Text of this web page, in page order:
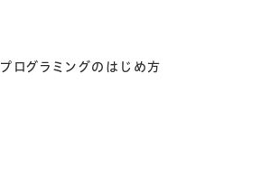
プログラミングのはじめ方